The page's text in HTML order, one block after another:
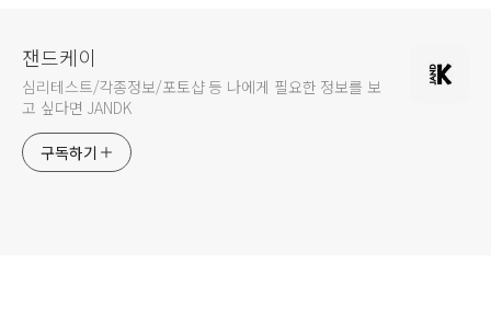
잰드케이
심리테스트/각종정보/포토샵 등 나에게 필요한 정보를 보
고 싶다면 JANDK
구독하기